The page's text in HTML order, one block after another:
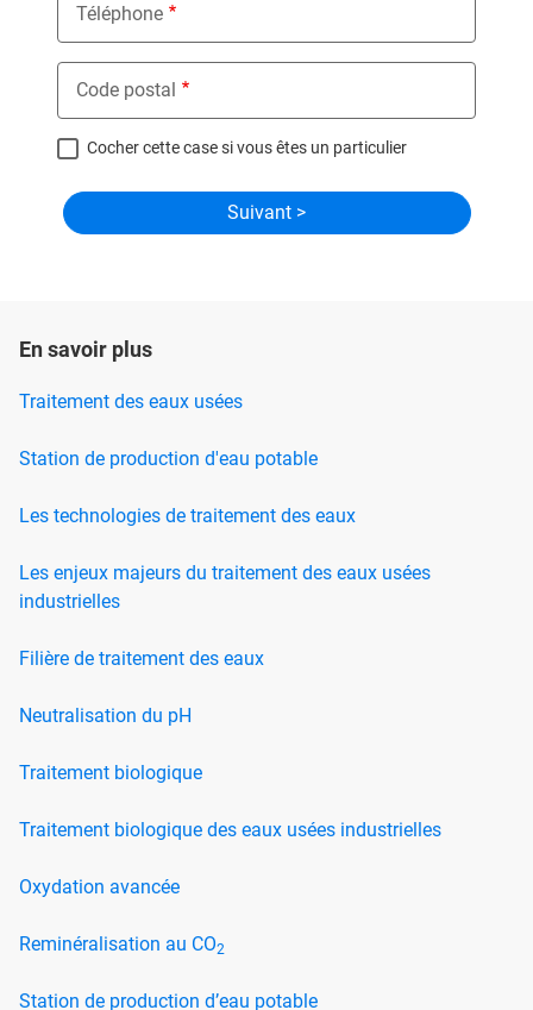
Téléphone
Code postal
Cocher cette case si vous êtes un particulier
En savoir plus
Traitement des eaux usées
Station de production d'eau potable
Les technologies de traitement des eaux
Les enjeux majeurs du traitement des eaux usées
industrielles
Filière de traitement des eaux
Neutralisation du pH
Traitement biologique
Traitement biologique des eaux usées industrielles
Oxydation avancée
Reminéralisation au CO2
Station de production d’eau potable